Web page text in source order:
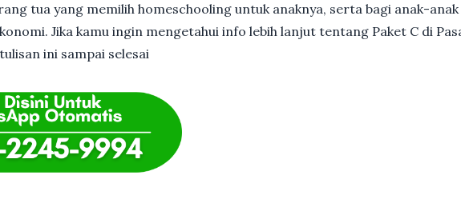
tua yang memilih homeschooling untuk anaknya, serta bagi anak-
Jika kamu ingin mengetahui info lebih lanjut tentang Paket C di
ini sampai selesai